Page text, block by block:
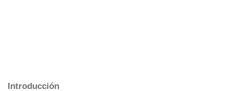
Introducción